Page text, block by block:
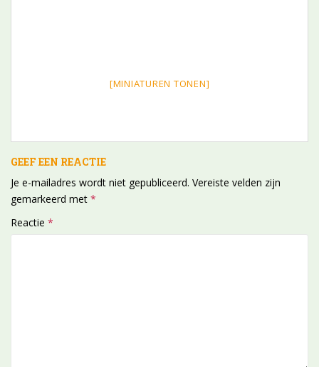
[MINIATUREN TONEN]
GEEF EEN REACTIE
Je e-mailadres wordt niet gepubliceerd. Vereiste velden zijn
gemarkeerd met *
Reactie *